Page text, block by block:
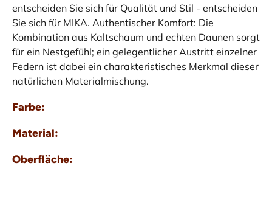
entscheiden Sie sich für Qualität und Stil - entscheiden
Sie sich für MIKA. Authentischer Komfort: Die
Kombination aus Kaltschaum und echten Daunen sorgt
für ein Nestgefühl; ein gelegentlicher Austritt einzelner
Federn ist dabei ein charakteristisches Merkmal dieser
natürlichen Materialmischung.
Farbe:
Material:
Oberfläche: